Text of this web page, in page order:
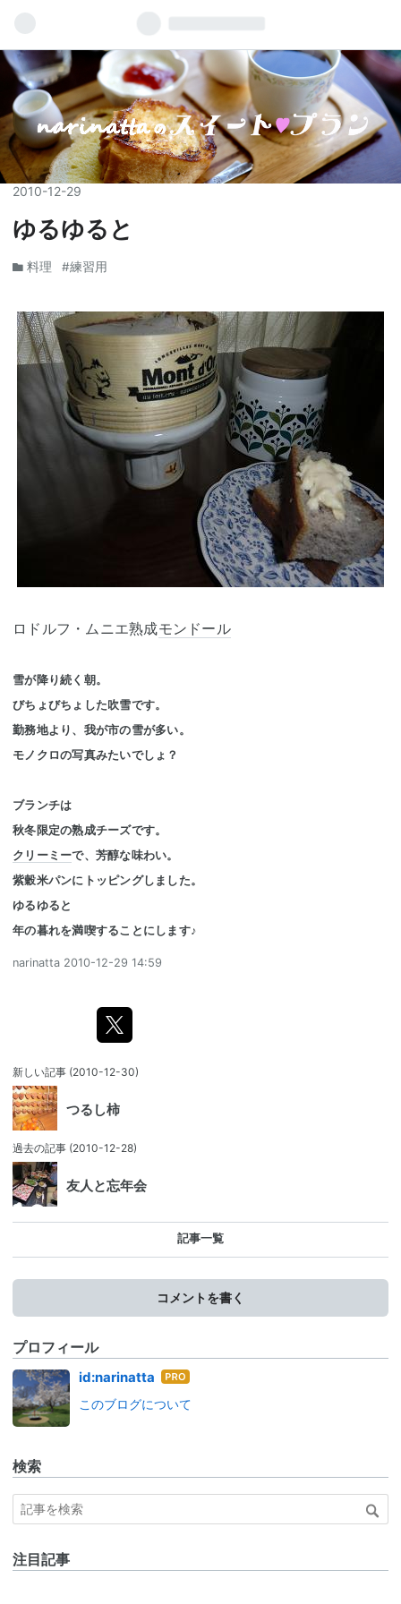
2010-12-29
ゆるゆると
料理 #練習用
ロドルフ・ムニエ熟成モンドール
雪が降り続く朝。
びちょびちょした吹雪です。
勤務地より、我が市の雪が多い。
モノクロの写真みたいでしょ？
ブランチは
秋冬限定の熟成チーズです。
クリーミーで、芳醇な味わい。
紫穀米パンにトッピングしました。
ゆるゆると
年の暮れを満喫することにします♪
narinatta 2010-12-29 14:59
新しい記事 (2010-12-30)
つるし柿
過去の記事 (2010-12-28)
友人と忘年会
記事一覧
コメントを書く
プロフィール
id:narinatta はて
ログ
このブログについて
検索
注目記事